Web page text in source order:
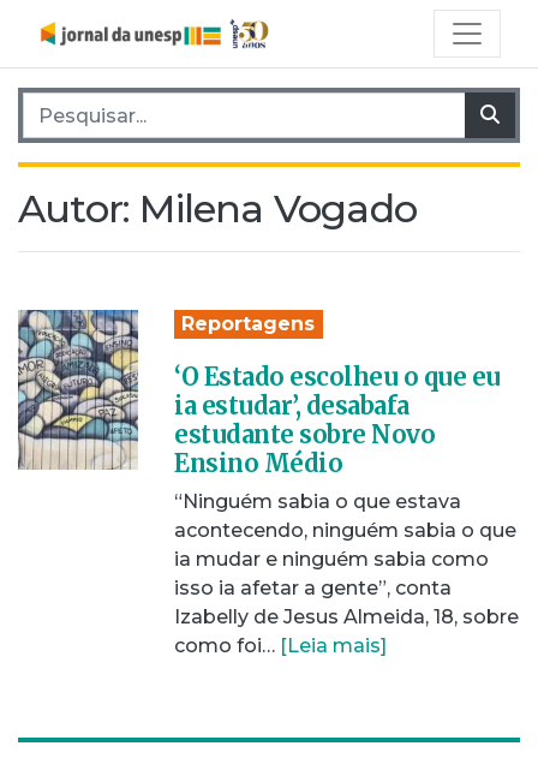
Pesquisar por:
Autor: Milena Vogado
Reportagens
‘O Estado escolheu o que eu
ia estudar’, desabafa
estudante sobre Novo
Ensino Médio
“Ninguém sabia o que estava
acontecendo, ninguém sabia o que
ia mudar e ninguém sabia como
isso ia afetar a gente”, conta
Izabelly de Jesus Almeida, 18, sobre
como foi… [Leia mais]